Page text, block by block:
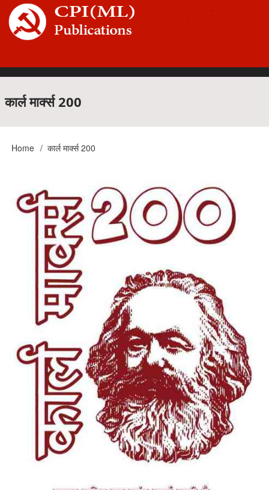
Skip
main
Main
navigation
कार्ल मार्क्स 200
Breadcrumb
Home कार्ल मार्क्स 200